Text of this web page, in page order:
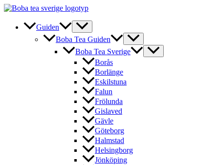
Hoppa
innehåll
Guiden
Boba Tea Guiden
Boba Tea Sverige
Borås
Borlänge
Eskilstuna
Falun
Frölunda
Gislaved
Gävle
Göteborg
Halmstad
Helsingborg
Jönköping